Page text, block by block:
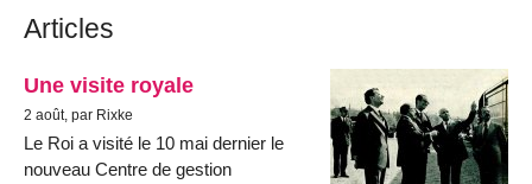
Articles
Une visite royale
2 août, par Rixke
Le Roi a visité le 10 mai dernier le
nouveau Centre de gestion